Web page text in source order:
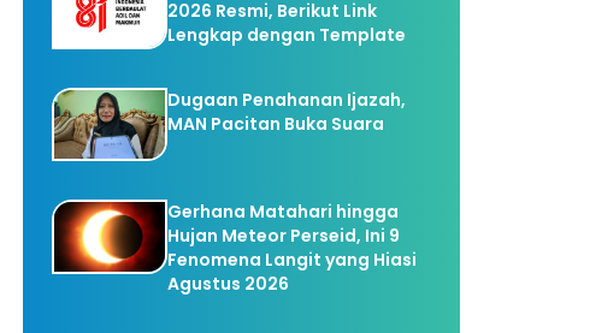
2026 Resmi, Berikut Link
Lengkap dengan Template
Dugaan Penahanan Ijazah,
MAN Pacitan Buka Suara
Gerhana Matahari hingga
Hujan Meteor Perseid, Ini 9
Fenomena Langit yang Hiasi
Agustus 2026